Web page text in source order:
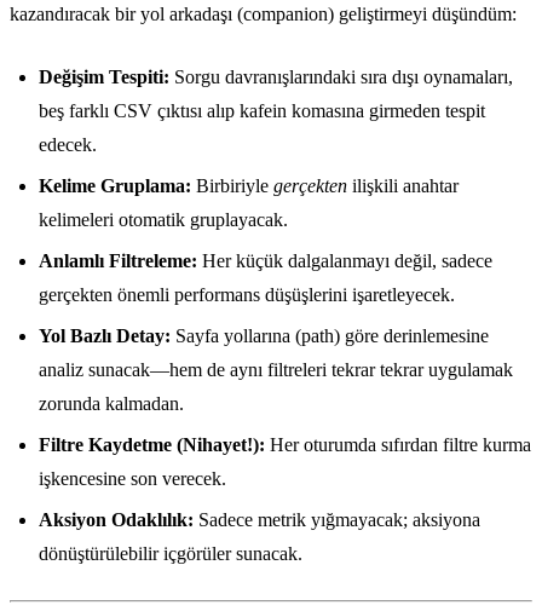
kazandıracak bir yol arkadaşı (companion) geliştirmeyi düşündüm:
Değişim Tespiti: Sorgu davranışlarındaki sıra dışı oynamaları,
beş farklı CSV çıktısı alıp kafein komasına girmeden tespit
edecek.
Kelime Gruplama: Birbiriyle gerçekten ilişkili anahtar
kelimeleri otomatik gruplayacak.
Anlamlı Filtreleme: Her küçük dalgalanmayı değil, sadece
gerçekten önemli performans düşüşlerini işaretleyecek.
Yol Bazlı Detay: Sayfa yollarına (path) göre derinlemesine
analiz sunacak—hem de aynı filtreleri tekrar tekrar uygulamak
zorunda kalmadan.
Filtre Kaydetme (Nihayet!): Her oturumda sıfırdan filtre kurma
işkencesine son verecek.
Aksiyon Odaklılık: Sadece metrik yığmayacak; aksiyona
dönüştürülebilir içgörüler sunacak.